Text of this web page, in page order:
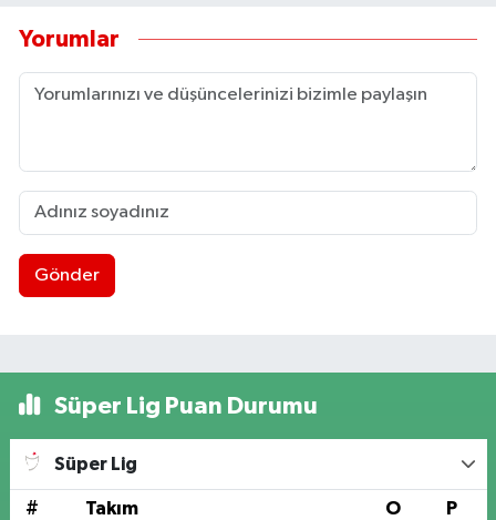
Yorumlar
Gönder
Süper Lig Puan Durumu
Süper Lig
# Takım O P